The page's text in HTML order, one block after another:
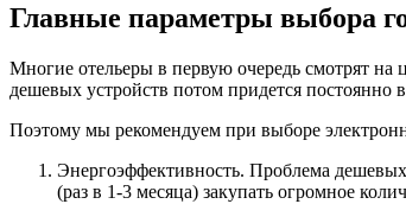
Главные параметры выбора
Многие отельеры в первую очередь смотрят
дешевых устройств потом придется
Поэтому мы рекомендуем при выборе
Энергоэффективность. Проблема дешевых
(раз в 1-3 месяца) закупать огромное